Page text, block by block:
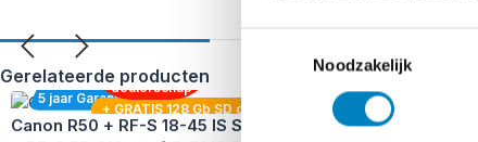
Noodzakelijk
Elektronische zoeker
De Panasonic G7 is voorzien van een hoge resolutie
Snelle en stille sluiter
Gerelateerde producten
5 jaar Garantie
+ GRATIS 128 Gb SD card
ons nieuwe
pro
dealerschap
Canon R50 + RF-S 18-45 IS STM
+ GRATIS
Nikon Z5 II + 24-